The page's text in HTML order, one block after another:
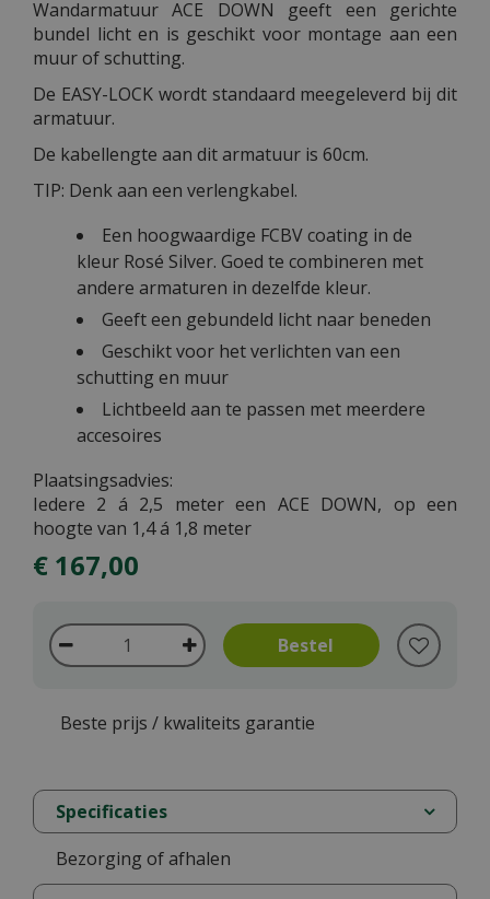
Wandarmatuur ACE DOWN geeft een gerichte
bundel licht en is geschikt voor montage aan een
muur of schutting.
De EASY-LOCK wordt standaard meegeleverd bij dit
armatuur.
De kabellengte aan dit armatuur is 60cm.
TIP: Denk aan een verlengkabel.
Een hoogwaardige FCBV coating in de
kleur Rosé Silver. Goed te combineren met
andere armaturen in dezelfde kleur.
Geeft een gebundeld licht naar beneden
Geschikt voor het verlichten van een
schutting en muur
Lichtbeeld aan te passen met meerdere
accesoires
Plaatsingsadvies:
Iedere 2 á 2,5 meter een ACE DOWN, op een
hoogte van 1,4 á 1,8 meter
€ 167,00
Beste prijs / kwaliteits garantie
Specificaties
Bezorging of afhalen